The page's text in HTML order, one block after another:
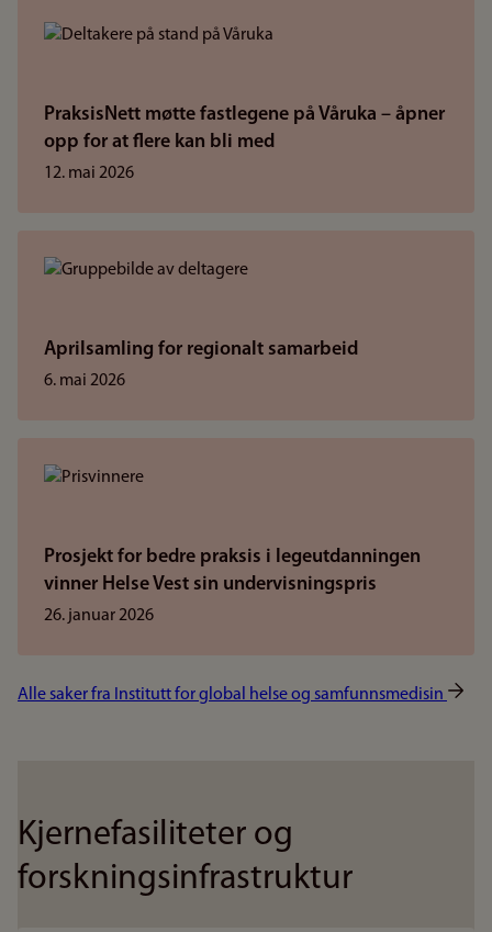
PraksisNett møtte fastlegene på Våruka – åpner
opp for at flere kan bli med
12. mai 2026
Aprilsamling for regionalt samarbeid
6. mai 2026
Prosjekt for bedre praksis i legeutdanningen
vinner Helse Vest sin undervisningspris
26. januar 2026
Alle saker fra Institutt for global helse og samfunnsmedisin
Kjernefasiliteter og
forskningsinfrastruktur